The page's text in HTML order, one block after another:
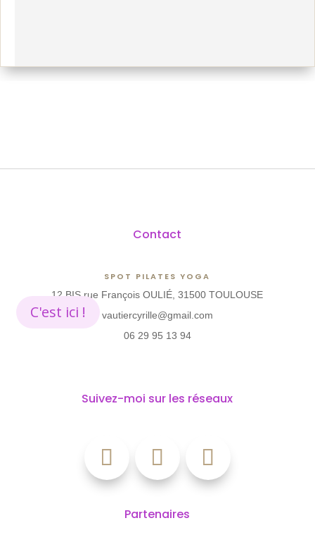
Contact
SPOT PILATES YOGA
12 BIS rue François OULIÉ, 31500 TOULOUSE
vautiercyrille@gmail.com
06 29 95 13 94
C'est ici !
Suivez-moi sur les réseaux
Partenaires